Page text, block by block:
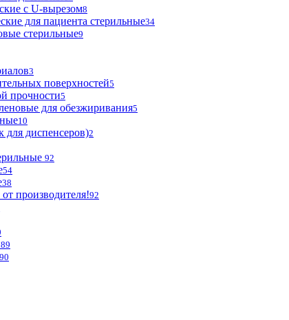
с U-вырезом8
для пациента стерильные34
стерильные9
3
поверхностей5
прочности5
для обезжиривания5
10
диспенсеров)2
92
54
38
производителя!92
89
90